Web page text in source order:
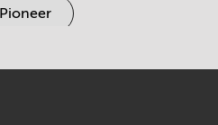
Pioneer